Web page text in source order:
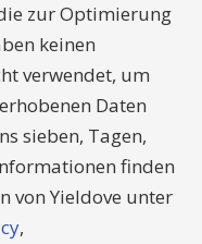
zur Optimierung
keinen
verwendet, um
Daten
sieben, Tagen,
finden
von Yieldove unter
,